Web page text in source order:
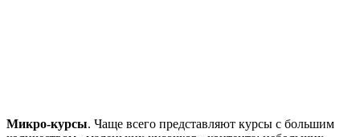
Микро-курсы. Чаще всего представляют курсы с большим